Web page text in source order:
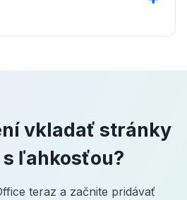
vkladať stránky
s ľahkosťou?
teraz a začnite pridávať